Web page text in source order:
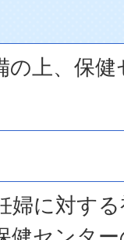
の上、保
婦に対す